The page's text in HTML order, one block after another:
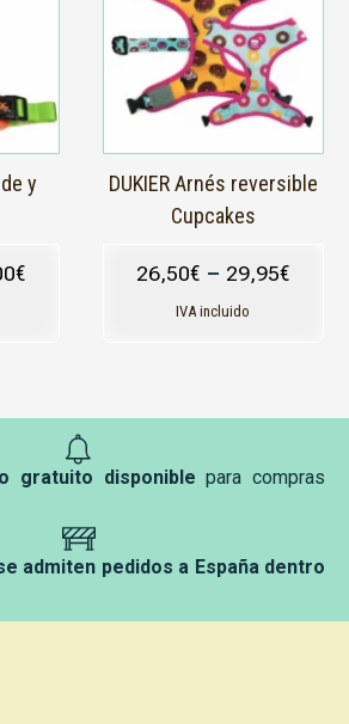
y
€
DUKIER Arnés reversible
Cupcakes
26,50€ – 29,95€
IVA incluido
múltiples
variantes.
Las
opciones
elegir
en
producto
gratuito disponible para compras
admiten pedidos a España dentro